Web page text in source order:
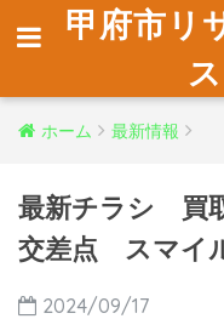
甲府市リ
ホーム 最新情報
最新チラシ 買
交差点 スマイ
2024/09/17